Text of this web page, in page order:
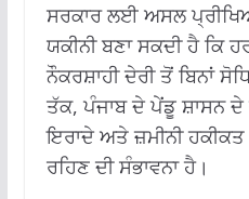
ਸਰਕਾਰ ਲਈ ਅਸਲ
ਯਕੀਨੀ ਬਣਾ ਸਕਦੀ ਹੈ ਕਿ
ਨੌਕਰਸ਼ਾਹੀ ਦੇਰੀ ਤੋਂ ਬਿਨਾਂ
ਤੱਕ, ਪੰਜਾਬ ਦੇ ਪੇਂਡੂ ਸ਼ਾਸਨ ਦੇ
ਇਰਾਦੇ ਅਤੇ ਜ਼ਮੀਨੀ ਹਕੀਕਤ
ਰਹਿਣ ਦੀ ਸੰਭਾਵਨਾ ਹੈ।